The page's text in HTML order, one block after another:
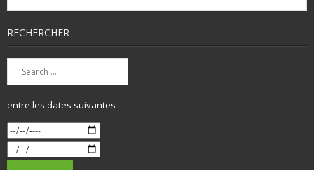
RECHERCHER
entre les dates suivantes